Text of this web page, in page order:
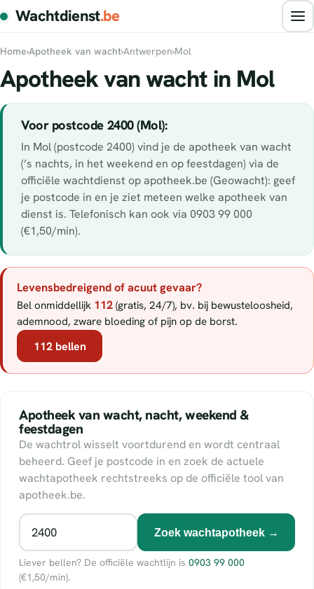
Wachtdienst.be
Home›Apotheek van wacht›Antwerpen›Mol
Apotheek van wacht in Mol
Voor postcode 2400 (Mol):
In Mol (postcode 2400) vind je de apotheek van wacht
(’s nachts, in het weekend en op feestdagen) via de
officiële wachtdienst op apotheek.be (Geowacht): geef
je postcode in en je ziet meteen welke apotheek van
dienst is. Telefonisch kan ook via 0903 99 000
(€1,50/min).
Levensbedreigend of acuut gevaar?
Bel onmiddellijk 112 (gratis, 24/7), bv. bij bewusteloosheid,
ademnood, zware bloeding of pijn op de borst.
112 bellen
Apotheek van wacht, nacht, weekend &
feestdagen
De wachtrol wisselt voortdurend en wordt centraal
beheerd. Geef je postcode in en zoek de actuele
wachtapotheek rechtstreeks op de officiële tool van
apotheek.be.
Zoek wachtapotheek →
Liever bellen? De officiële wachtlijn is 0903 99 000
(€1,50/min).